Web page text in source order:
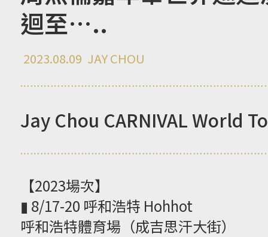
迴至…..
2023.08.09 JAY CHOU
Jay Chou CARNIVAL World
【2023場次】
▮ 8/17-20 呼和浩特 Hohhot
呼和浩特體育場（成吉思汗大街）